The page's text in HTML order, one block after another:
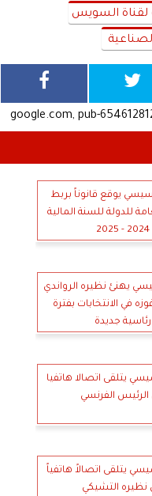
لقناة السويس
google.com, pub-
يوقع قانوناً بربط
للدولة للسنة المالية
2024 - 2025
يهنئ نظيره الرواندي
في الانتخابات بفترة
رئاسية جديدة
يتلقى اتصالا هاتفيا
الفرنسي
يتلقى اتصالاً هاتفياً
نظيره التشيكي